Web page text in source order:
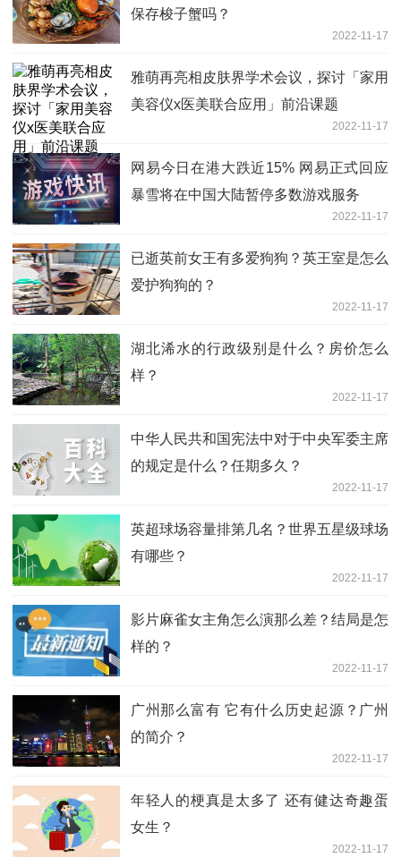
保存梭子蟹吗？
2022-11-17
雅萌再亮相皮肤界学术会议，探讨「家用
美容仪x医美联合应用」前沿课题
2022-11-17
网易今日在港大跌近15% 网易正式回应
暴雪将在中国大陆暂停多数游戏服务
2022-11-17
已逝英前女王有多爱狗狗？英王室是怎么
爱护狗狗的？
2022-11-17
湖北浠水的行政级别是什么？房价怎么
样？
2022-11-17
中华人民共和国宪法中对于中央军委主席
的规定是什么？任期多久？
2022-11-17
英超球场容量排第几名？世界五星级球场
有哪些？
2022-11-17
影片麻雀女主角怎么演那么差？结局是怎
样的？
2022-11-17
广州那么富有 它有什么历史起源？广州
的简介？
2022-11-17
年轻人的梗真是太多了 还有健达奇趣蛋
女生？
2022-11-17